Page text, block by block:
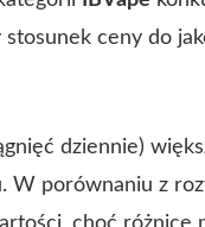
ceny do
dziennie)
W porównaniu z